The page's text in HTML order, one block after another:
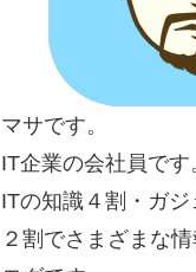
マサです。
IT企業の会社員です
ITの知識４割・ガ
２割でさまざまな